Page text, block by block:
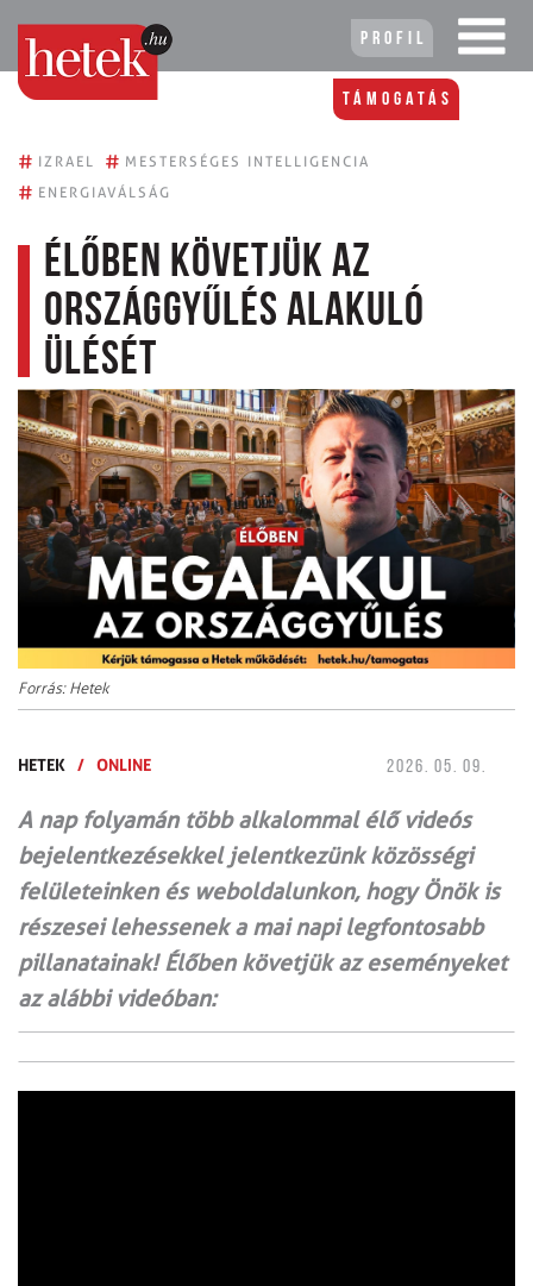
Profil
Támogatás
# IZRAEL # MESTERSÉGES INTELLIGENCIA
# ENERGIAVÁLSÁG
Élőben követjük az
Országgyűlés alakuló
ülését
Forrás: Hetek
HETEK / ONLINE 2026. 05. 09.
A nap folyamán több alkalommal élő videós
bejelentkezésekkel jelentkezünk közösségi
felületeinken és weboldalunkon, hogy Önök is
részesei lehessenek a mai napi legfontosabb
pillanatainak! Élőben követjük az eseményeket
az alábbi videóban: